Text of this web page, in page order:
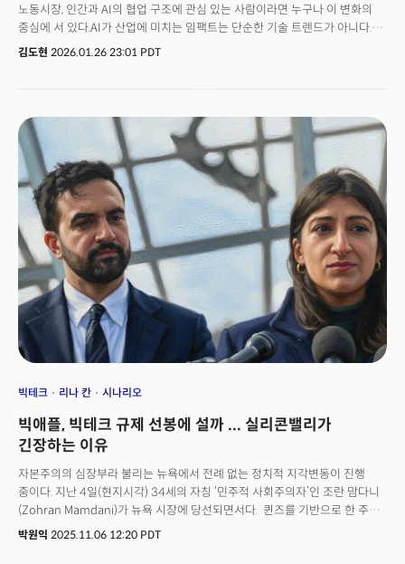
노동시장, 인간과 AI의 협업 구조에 관심 있는 사람이라면 누구나 이 변화의
중심에 서 있다.AI가 산업에 미치는 임팩트는 단순한 기술 트렌드가 아니다.
노동의 구조 자체가 재편되고 있다는 신호다. 미래의 '일'은 더 이상 사람만의
도달했다. 이는 일자리 소멸이 아니라 일이 수행되는 방식과 역할 정의 자체가
근본적으로 바뀌고 있음을 의미한다. 일부 역할은 축소되고, 일부는 확장되며,
지금까지 존재하지 않았던 새로운 역할이 등장한다.HR은 더 이상 채용, 평가,
교육, 조직문화를 관리하는 지원 조직에 머무르지 않는다. 비즈니스의
최전선에서 전략을 설계하고 의사결정을 함께 책임지는 '전략 파트너
(HRBP)'로 진화하고 있다. 인간과 지능형 기계가 어떻게 협력할 것인가를
설계하는 조직으로 역할이 확장되고 있는 것이다.더밀크는 이 같은
실리콘밸리 인재 전략 변화를 가장 선명하게 보여주는 세미나를 국내 최대 HR
커뮤니티 '기고만장'과 인재 및 세미나 전략 기업 '캐스팅코드'의 후원으로
개최한다.
김도현 2026.01.26 23:01 PDT
빅테크 리나 칸 시나리오
빅애플, 빅테크 규제 선봉에 설까 ... 실리콘밸리가
긴장하는 이유
자본주의의 심장부라 불리는 뉴욕에서 전례 없는 정치적 지각변동이 진행
중이다. 지난 4일(현지시각) 34세의 자칭 ‘민주적 사회주의자’인 조란 맘다니
(Zohran Mamdani)가 뉴욕 시장에 당선되면서다. 퀸즈를 기반으로 한 주
하원의원 출신의 맘다니는 뉴욕 역사상 100년 만의 최연소 시장이자, 최초의
박원익 2025.11.06 12:20 PDT